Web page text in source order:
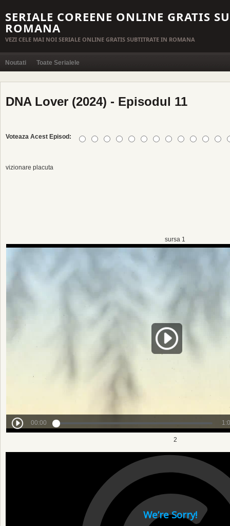
SERIALE COREENE ONLINE GRATIS
ROMANA
VEZI CELE MAI NOI SERIALE ONLINE GRATIS SUBTITRATE IN ROMANA
Noutati Toate Serialele
DNA Lover (2024) - Episodul 11
Voteaza Acest Episod:
vizionare placuta
sursa 1
2